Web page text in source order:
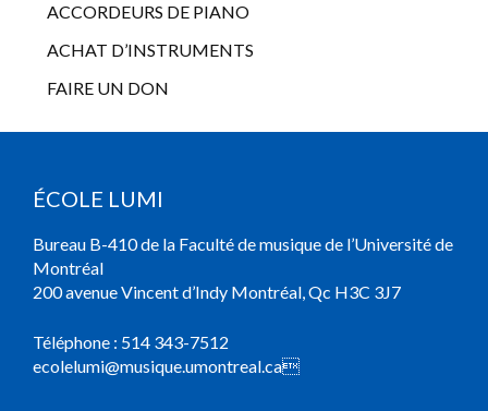
ACCORDEURS DE PIANO
ACHAT D’INSTRUMENTS
FAIRE UN DON
ÉCOLE LUMI
Bureau B-410 de la Faculté de musique de l’Université de
Montréal
200 avenue Vincent d’Indy Montréal, Qc H3C 3J7
Téléphone : 514 343-7512
ecolelumi@musique.umontreal.ca